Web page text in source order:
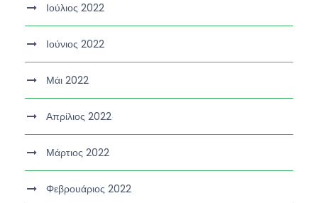
Ιούλιος 2022
Ιούνιος 2022
Μάι 2022
Απρίλιος 2022
Μάρτιος 2022
Φεβρουάριος 2022